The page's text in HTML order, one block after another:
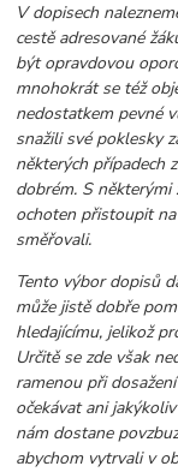
V dopisech
cestě adresované
být opravdovou
mnohokrát se též
nedostatkem pevné
snažili své poklesky
některých případech
dobrém. S některými
ochoten přistoupit
směřovali.
Tento výbor dopisů
může jistě dobře
hledajícímu, jelikož
Určitě se zde však
ramenou při
očekávat ani
nám dostane
abychom vytrvali v